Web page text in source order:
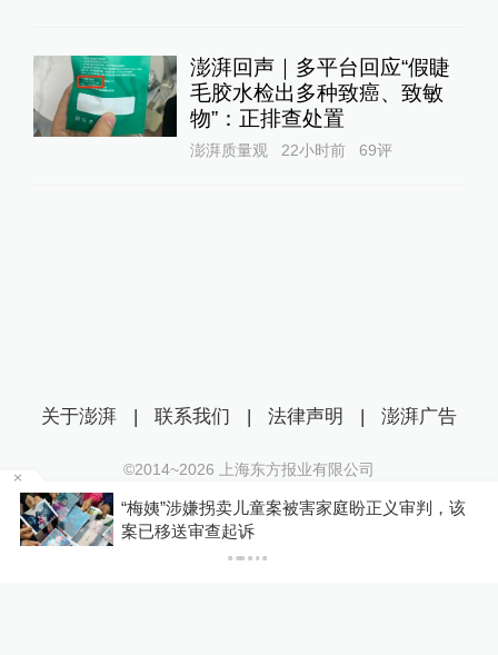
澎湃回声｜多平台回应“假睫
毛胶水检出多种致癌、致敏
物”：正排查处置
澎湃质量观 22小时前 69评
“梅姨”涉嫌拐卖儿童案被害家庭盼正义审判，该
案已移送审查起诉
关于澎湃 | 联系我们 | 法律声明 | 澎湃广告
©2014~2026 上海东方报业有限公司
沪ICP证：沪B2-20170116 | 沪ICP备14003370号
互联网新闻信息服务许可证：31120170006
沪公网安备 31010602000299号